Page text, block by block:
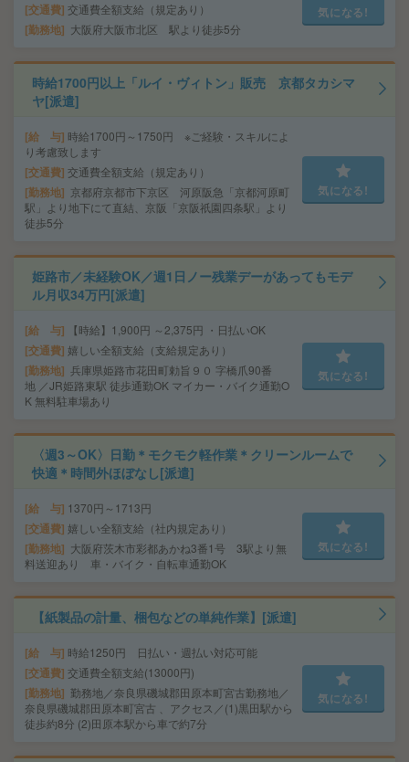
交通費 交通費全額支給（規定あり）
勤務地 大阪府大阪市北区 駅より徒歩5分
気になる!
時給1700円以上「ルイ・ヴィトン」販売 京都タカシマ
ヤ[派遣]
給 与 時給1700円～1750円 ※ご経験・スキルによ
り考慮致します
交通費 交通費全額支給（規定あり）
勤務地
京都府京都市下京区 河原阪急「京都河原町
駅」より地下にて直結、京阪「京阪祇園四条駅」より
徒歩5分
気になる!
姫路市／未経験OK／週1日ノー残業デーがあってもモデ
ル月収34万円[派遣]
給 与 【時給】1,900円 ～2,375円 ・日払いOK
交通費 嬉しい全額支給（支給規定あり）
勤務地 兵庫県姫路市花田町勅旨９０ 字橋爪90番
地 ／JR姫路東駅 徒歩通勤OK マイカー・バイク通勤O
K 無料駐車場あり
気になる!
〈週3～OK〉日勤＊モクモク軽作業＊クリーンルームで
快適＊時間外ほぼなし[派遣]
給 与 1370円～1713円
交通費 嬉しい全額支給（社内規定あり）
勤務地
大阪府茨木市彩都あかね3番1号 3駅より無
料送迎あり 車・バイク・自転車通勤OK
気になる!
【紙製品の計量、梱包などの単純作業】[派遣]
給 与 時給1250円 日払い・週払い対応可能
交通費 交通費全額支給(13000円)
勤務地 勤務地／奈良県磯城郡田原本町宮古勤務地／
奈良県磯城郡田原本町宮古 、アクセス／(1)黒田駅から
徒歩約8分 (2)田原本駅から車で約7分
気になる!